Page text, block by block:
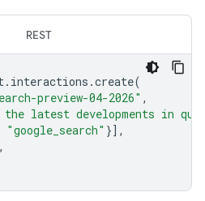
REST
. interactions .create(
preview-04-2026" ,
the latest developments in
"google_search" }],
,